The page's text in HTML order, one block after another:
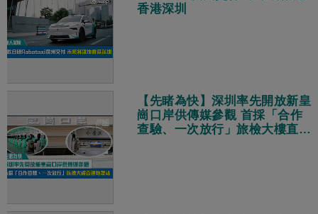
香港深圳
【先睹為快】深圳率先開放新皇
崗口岸供傳媒參觀 首採「合作
查驗、一次放行」旅檢大樓直連